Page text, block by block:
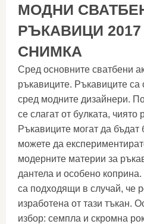
МОДНИ
РЪКАВИЦИ
СНИМКА
Сред основните сватбени
ръкавиците. Ръкавиците са
сред модните дизайнери.
се слагат от булката, чиято
Ръкавиците могат да бъдат
можете да
модерните материи за
дантела и особено
са подходящи в случай, че
изработена от тази тъкан.
избор: семпла и скромна